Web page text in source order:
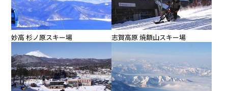
妙高 杉ノ原スキー場 志賀高原 焼額山スキー場